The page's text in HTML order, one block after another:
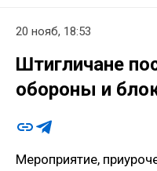
20 нояб, 18:53
Штигличане
обороны и
Мероприятие,